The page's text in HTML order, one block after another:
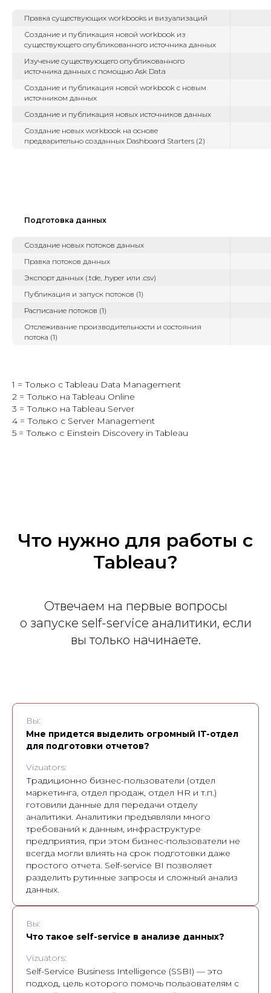
Правка существующих workbooks и визуализаций
Создание и публикация новой workbook из
существующего опубликованного источника данных
Изучение существующего опубликованного
источника данных с помощью Ask Data
Создание и публикация новой workbook с новым
источником данных
Создание и публикация новых источников данных
Создание новых workbook на основе
предварительно созданных Dashboard Starters (2)
Подготовка данных
Создание новых потоков данных
Правка потоков данных
Экспорт данных (.tde, .hyper или .csv)
Публикация и запуск потоков (1)
Расписание потоков (1)
Отслеживание производительности и состояния
потока (1)
1 = Только с Tableau Data Management
2 = Только на Tableau Online
3 = Только на Tableau Server
4 = Только с Server Management
5 = Только с Einstein Discovery in Tableau
Что нужно для работы с
Tableau?
Отвечаем на первые вопросы
о запуске self-service аналитики, если
вы только начинаете.
Вы:
Мне придется выделить огромный IT-отдел
для подготовки отчетов?
Vizuators:
Традиционно бизнес-пользователи (отдел
маркетинга, отдел продаж, отдел HR и т.п.)
готовили данные для передачи отделу
аналитики. Аналитики предъявляли много
требований к данным, инфраструктуре
предприятия, при этом бизнес-пользователи не
всегда могли влиять на срок подготовки даже
простого отчета. Self-service BI позволяет
разделить рутинные запросы и сложный анализ
данных.
Вы:
Что такое self-service в анализе данных?
Vizuators:
Self-Service Business Intelligence (SSBI) — это
подход, цель которого помочь пользователям с